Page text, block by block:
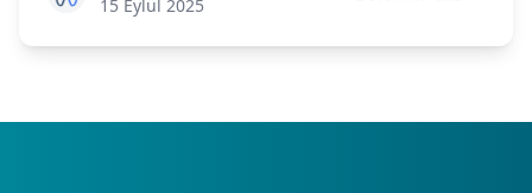
15 Eylül 2025